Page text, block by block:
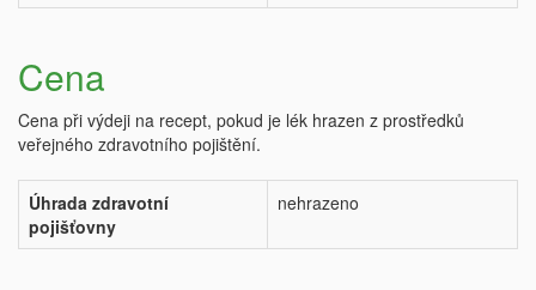
Cena
Cena při výdeji na recept, pokud je lék hrazen z prostředků
veřejného zdravotního pojištění.
Úhrada zdravotní
pojišťovny
nehrazeno